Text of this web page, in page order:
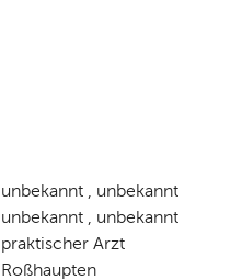
unbekannt , unbekannt
unbekannt , unbekannt
praktischer Arzt
Roßhaupten